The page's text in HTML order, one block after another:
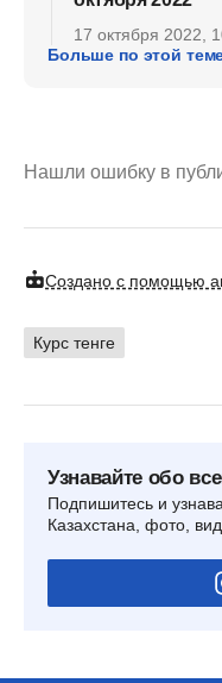
17 октября 2022,
Больше по этой
Нашли ошибку в
Создано с помощью
Курс тенге
Узнавайте обо
Подпишитесь и
Казахстана, фото,